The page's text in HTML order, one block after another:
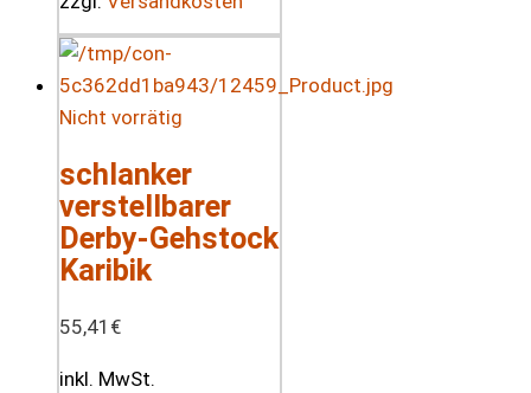
Nicht vorrätig
schlanker
verstellbarer
Derby-Gehstock
Karibik
55,41 €
inkl. MwSt.